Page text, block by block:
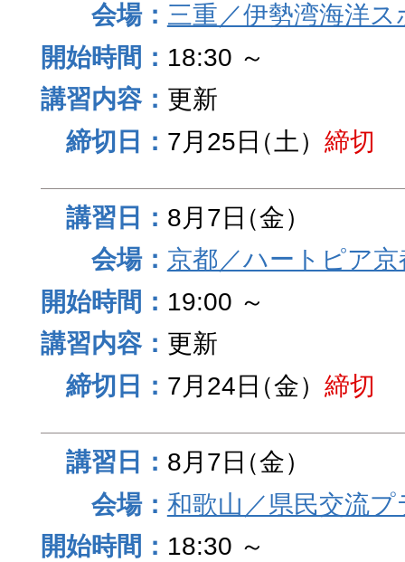
三重／伊勢湾海洋
18:30 ～
更新
7月25日（土） 締切
8月7日（金）
京都／ハートピア京
19:00 ～
更新
7月24日（金） 締切
8月7日（金）
和歌山／県民交流
18:30 ～